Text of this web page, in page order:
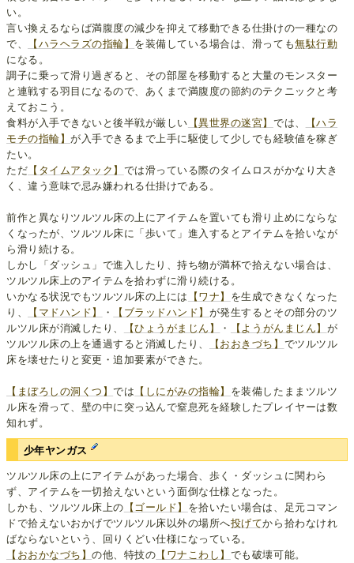
い。
言い換えるならば満腹度の減少を抑えて移動できる仕掛けの一種なの
で、
【ハラヘラズの指輪】 を装備している場合は、滑っても無駄行動
になる。
調子に乗って滑り過ぎると、その部屋を移動すると大量のモンスター
と連戦する羽目になるので、あくまで満腹度の節約のテクニックと考
えておこう。
食料が入手できないと後半戦が厳しい 【異世界の迷宮】では、
【ハラ
モチの指輪】が入手できるまで上手に駆使して少しでも経験値を稼ぎ
たい。
ただ 【タイムアタック】 では滑っている際のタイムロスがかなり大き
く、違う意味で忌み嫌われる仕掛けである。
前作と異なりツルツル床の上にアイテムを置いても滑り止めにならな
くなったが、ツルツル床に「歩いて」進入するとアイテムを拾いなが
ら滑り続ける。
しかし「ダッシュ」で進入したり、持ち物が満杯で拾えない場合は、
ツルツル床上のアイテムを拾わずに滑り続ける。
いかなる状況でもツルツル床の上には
【ワナ】 を生成できなくなった
り、
【マドハンド】 ・ 【ブラッドハンド】 が発生するとその部分のツ
ルツル床が消滅したり、
【ひょうがまじん】 ・ 【ようがんまじん】 が
ツルツル床の上を通過すると消滅したり、
【おおきづち】 でツルツル
床を壊せたりと変更・追加要素ができた。
【まぼろしの洞くつ】では 【しにがみの指輪】 を装備したままツルツ
ル床を滑って、壁の中に突っ込んで窒息死を経験したプレイヤーは数
知れず。
少年ヤンガス
ツルツル床の上にアイテムがあった場合、歩く・ダッシュに関わら
ず、アイテムを一切拾えないという面倒な仕様となった。
しかも、ツルツル床上の 【ゴールド】 を拾いたい場合は、足元コマン
ドで拾えないおかげでツルツル床以外の場所へ投げてから拾わなけれ
ばならないという、回りくどい仕様になっている。
【おおかなづち】の他、特技の 【ワナこわし】 でも破壊可能。